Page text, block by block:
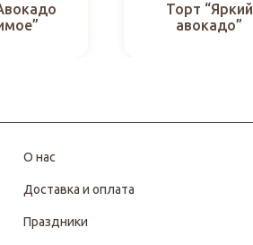
Торт “Яркий
авокадо”
О нас
Доставка и оплата
Праздники